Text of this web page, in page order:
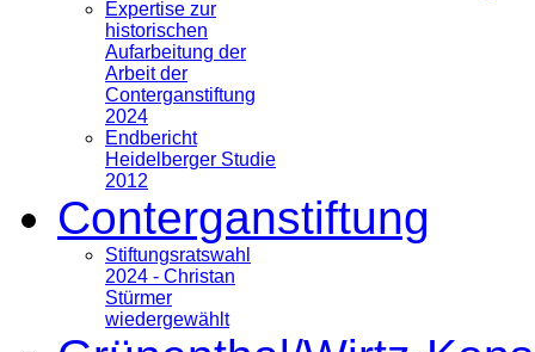
Expertise zur
historischen
Aufarbeitung der
Arbeit der
Conterganstiftung
2024
Endbericht
Heidelberger Studie
2012
Conterganstiftung
Stiftungsratswahl
2024 - Christan
Stürmer
wiedergewählt